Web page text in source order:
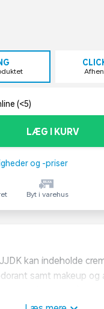
(<5)
LÆG I KURV
og -priser
Byt i varehus
kan indeholde
samt makeup og